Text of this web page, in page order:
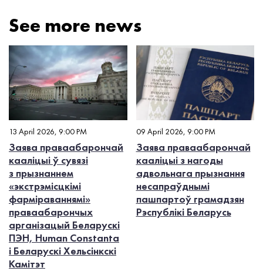
See more news
13 April 2026, 9:00 PM
Заява праваабарончай
кааліцыі ў сувязі
з прызнаннем
«экстрэмісцкімі
фарміраваннямі»
праваабарончых
арганізацый Беларускі
ПЭН, Human Constanta
і Беларускі Хельсінкскі
Камітэт
09 April 2026, 9:00 PM
Заява праваабарончай
кааліцыі з нагоды
адвольнага прызнання
несапраўднымі
пашпартоў грамадзян
Рэспублікі Беларусь